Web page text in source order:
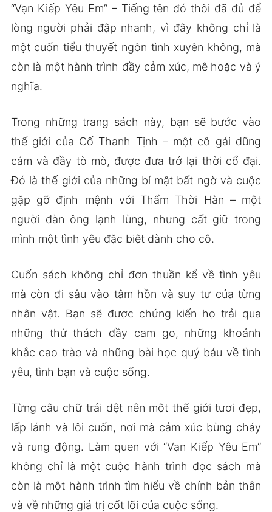
“Vạn Kiếp Yêu Em” – Tiếng tên đó thôi đã đủ để
lòng người phải đập nhanh, vì đây không chỉ là
một cuốn tiểu thuyết ngôn tình xuyên không, mà
còn là một hành trình đầy cảm xúc, mê hoặc và ý
nghĩa.
Trong những trang sách này, bạn sẽ bước vào
thế giới của Cố Thanh Tịnh – một cô gái dũng
cảm và đầy tò mò, được đưa trở lại thời cổ đại.
Đó là thế giới của những bí mật bất ngờ và cuộc
gặp gỡ định mệnh với Thẩm Thời Hàn – một
người đàn ông lạnh lùng, nhưng cất giữ trong
mình một tình yêu đặc biệt dành cho cô.
Cuốn sách không chỉ đơn thuần kể về tình yêu
mà còn đi sâu vào tâm hồn và suy tư của từng
nhân vật. Bạn sẽ được chứng kiến họ trải qua
những thử thách đầy cam go, những khoảnh
khắc cao trào và những bài học quý báu về tình
yêu, tình bạn và cuộc sống.
Từng câu chữ trải dệt nên một thế giới tươi đẹp,
lấp lánh và lôi cuốn, nơi mà cảm xúc bùng cháy
và rung động. Làm quen với “Vạn Kiếp Yêu Em”
không chỉ là một cuộc hành trình đọc sách mà
còn là một hành trình tìm hiểu về chính bản thân
và về những giá trị cốt lõi của cuộc sống.